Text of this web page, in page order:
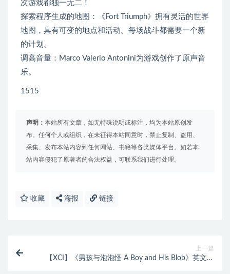
次游戏都独一无二！
探索程序生成的地图：《Fort Triumph》拥有灵活的世界
地图，具有可变的地点和活动。每场战斗都需要一个新
的计划。
调高音量：Marco Valerio Antonini为游戏创作了原声音
乐。
1515
声明： 本站所有文章，如无特殊说明或标注，均为本站原创发
布。任何个人或组织，在未征得本站同意时，禁止复制、盗用、
采集、发布本站内容到任何网站、书籍等各类媒体平台。如若本
站内容侵犯了原著者的合法权益，可联系我们进行处理。
收藏 海报 链接
上一篇
【XCI】《男孩与泡泡怪 A Boy and His Blob》英文版